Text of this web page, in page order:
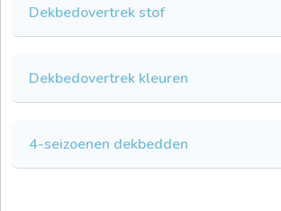
Dekbedovertrek stof
Dekbedovertrek kleuren
4-seizoenen dekbedden